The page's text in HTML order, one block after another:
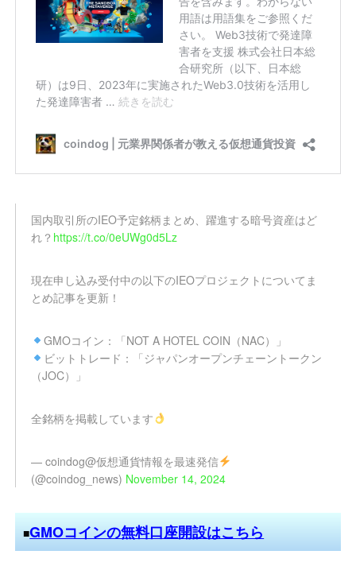
国内取引所のIEO予定銘柄まとめ、躍進する暗号資産はど
れ？ https://t.co/0eUWg0d5Lz
現在申し込み受付中の以下のIEOプロジェクトについてま
とめ記事を更新！
GMOコイン：「NOT A HOTEL COIN（NAC）」
ビットトレード：「ジャパンオープンチェーントークン
（JOC）」
全銘柄を掲載しています
— coindog@仮想通貨情報を最速発信
(@coindog_news) November 14, 2024
■GMOコインの無料口座開設はこちら